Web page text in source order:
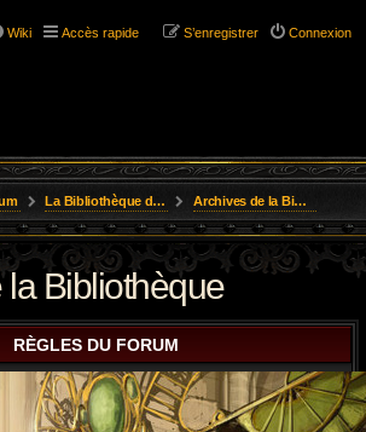
Wiki Accès rapide Connexion
S’enregistrer
La Bibliothèque de l'Aube Archives de la Bibliothèque
Bibliothèque
RÈGLES DU FORUM